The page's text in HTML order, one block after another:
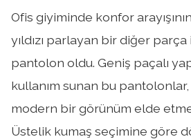
Ofis giyiminde konfor
yıldızı parlayan bir diğer
pantolon oldu. Geniş paçalı
kullanım sunan bu
modern bir görünüm elde
Üstelik kumaş seçimine göre